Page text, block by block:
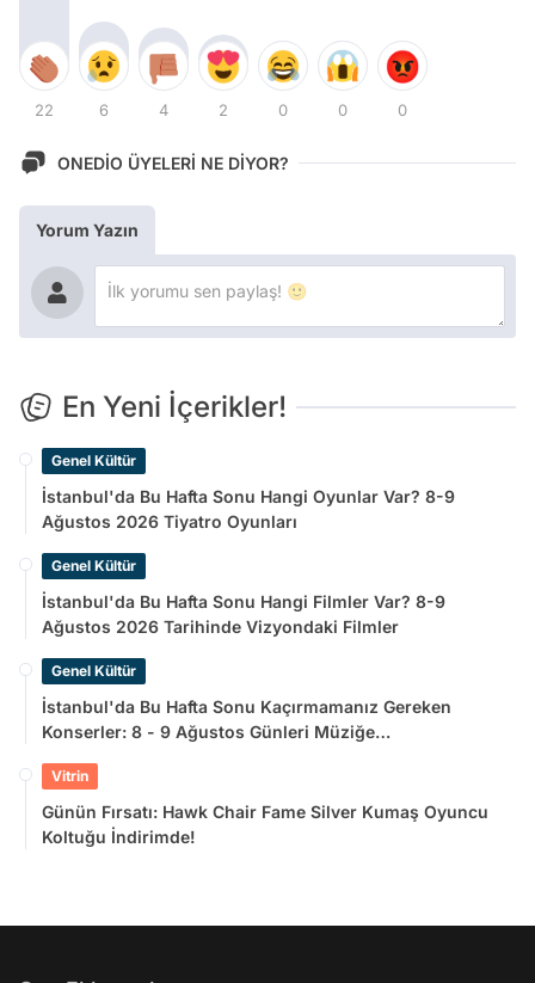
22 6 4 2 0 0 0
ONEDİO ÜYELERİ NE DİYOR?
Yorum Yazın
En Yeni İçerikler!
Genel Kültür
İstanbul'da Bu Hafta Sonu Hangi Oyunlar Var? 8-9
Ağustos 2026 Tiyatro Oyunları
Genel Kültür
İstanbul'da Bu Hafta Sonu Hangi Filmler Var? 8-9
Ağustos 2026 Tarihinde Vizyondaki Filmler
Genel Kültür
İstanbul'da Bu Hafta Sonu Kaçırmamanız Gereken
Konserler: 8 - 9 Ağustos Günleri Müziğe
Vitrin
Günün Fırsatı: Hawk Chair Fame Silver Kumaş Oyuncu
Koltuğu İndirimde!